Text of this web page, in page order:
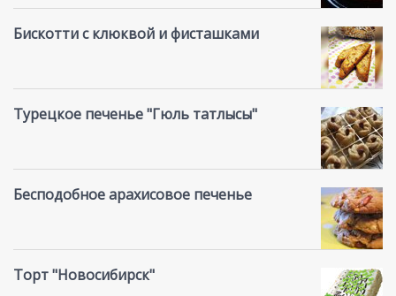
Бискотти с клюквой и фисташками
Турецкое печенье "Гюль татлысы"
Бесподобное арахисовое печенье
Торт "Новосибирск"